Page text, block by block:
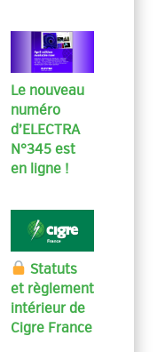
Le nouveau
numéro
d’ELECTRA
N°345 est
en ligne !
Statuts
et règlement
intérieur de
Cigre France